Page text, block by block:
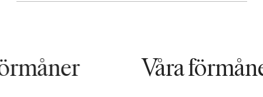
Våra